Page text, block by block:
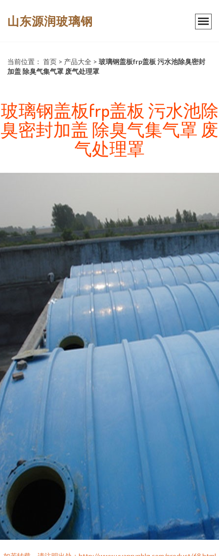
山东源润玻璃钢
当前位置： 首页 > 产品大全 > 玻璃钢盖板frp盖板 污水池除臭密封
加盖 除臭气集气罩 废气处理罩
玻璃钢盖板frp盖板 污水池除
臭密封加盖 除臭气集气罩 废
气处理罩